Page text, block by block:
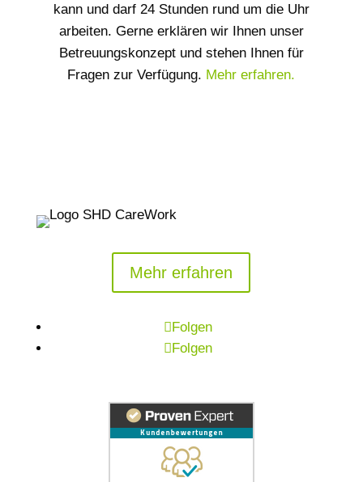
kann und darf 24 Stunden rund um die Uhr
arbeiten. Gerne erklären wir Ihnen unser
Betreuungskonzept und stehen Ihnen für
Fragen zur Verfügung. Mehr erfahren.
Mehr erfahren
Folgen
Folgen